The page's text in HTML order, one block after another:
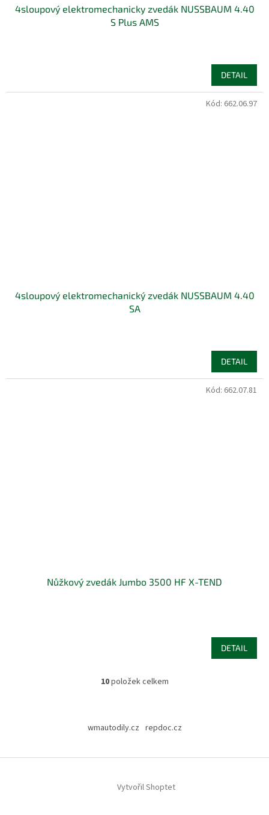
4sloupový elektromechanicky zvedák NUSSBAUM 4.40
S Plus AMS
DETAIL
4sloupový elektromechanický zvedák NUSSBAUM 4.40
SA
DETAIL
Kód: 662.06.97
Nůžkový zvedák Jumbo 3500 HF X-TEND
DETAIL
Kód: 662.07.81
O
d
c
r
10položek celkem
wmautodily.cz repdoc.cz
Vytvořil Shoptet